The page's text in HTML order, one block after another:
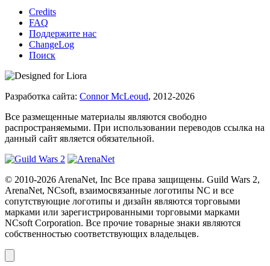
Credits
FAQ
Поддержите нас
ChangeLog
Поиск
Разработка сайта: Connor McLeoud, 2012-2026
Все размещенные материалы являются свободно
распространяемыми. При использовании переводов ссылка на
данный сайт является обязательной.
© 2010-2026 ArenaNet, Inc Все права защищены. Guild Wars 2,
ArenaNet, NCsoft, взаимосвязанные логотипы NC и все
сопутствующие логотипы и дизайн являются торговыми
марками или зарегистрированными торговыми марками
NCsoft Corporation. Все прочие товарные знаки являются
собственностью соответствующих владельцев.